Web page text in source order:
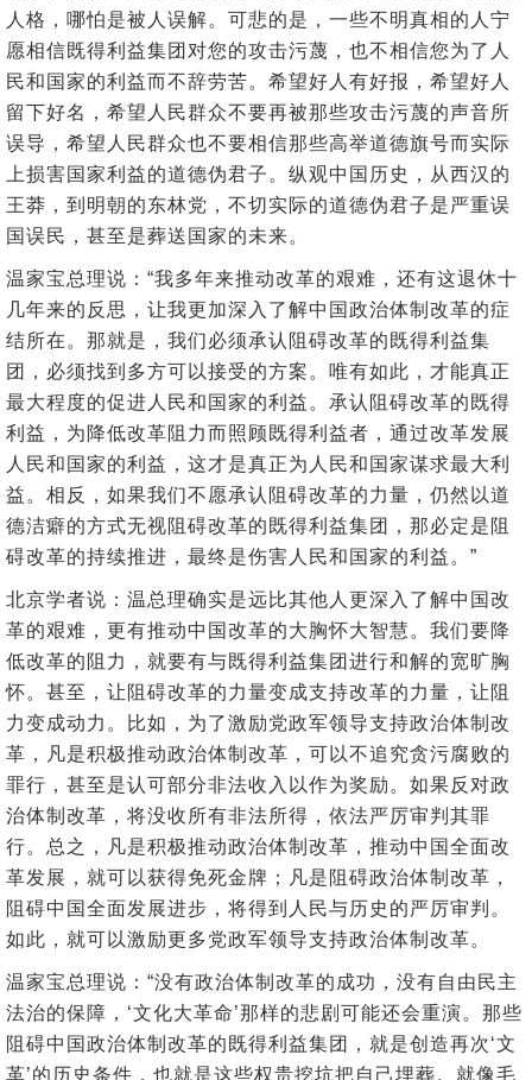
人格，哪怕是被人误解。可悲的是，一些不明真相的人宁
愿相信既得利益集团对您的攻击污蔑，也不相信您为了人
民和国家的利益而不辞劳苦。希望好人有好报，希望好人
留下好名，希望人民群众不要再被那些攻击污蔑的声音所
误导，希望人民群众也不要相信那些高举道德旗号而实际
上损害国家利益的道德伪君子。纵观中国历史，从西汉的
王莽，到明朝的东林党，不切实际的道德伪君子是严重误
国误民，甚至是葬送国家的未来。
温家宝总理说：“我多年来推动改革的艰难，还有这退休十
几年来的反思，让我更加深入了解中国政治体制改革的症
结所在。那就是，我们必须承认阻碍改革的既得利益集
团，必须找到多方可以接受的方案。唯有如此，才能真正
最大程度的促进人民和国家的利益。承认阻碍改革的既得
利益，为降低改革阻力而照顾既得利益者，通过改革发展
人民和国家的利益，这才是真正为人民和国家谋求最大利
益。相反，如果我们不愿承认阻碍改革的力量，仍然以道
德洁癖的方式无视阻碍改革的既得利益集团，那必定是阻
碍改革的持续推进，最终是伤害人民和国家的利益。”
北京学者说：温总理确实是远比其他人更深入了解中国改
革的艰难，更有推动中国改革的大胸怀大智慧。我们要降
低改革的阻力，就要有与既得利益集团进行和解的宽旷胸
怀。甚至，让阻碍改革的力量变成支持改革的力量，让阻
力变成动力。比如，为了激励党政军领导支持政治体制改
革，凡是积极推动政治体制改革，可以不追究贪污腐败的
罪行，甚至是认可部分非法收入以作为奖励。如果反对政
治体制改革，将没收所有非法所得，依法严厉审判其罪
行。总之，凡是积极推动政治体制改革，推动中国全面改
革发展，就可以获得免死金牌；凡是阻碍政治体制改革，
阻碍中国全面发展进步，将得到人民与历史的严厉审判。
如此，就可以激励更多党政军领导支持政治体制改革。
温家宝总理说：“没有政治体制改革的成功，没有自由民主
法治的保障，‘文化大革命’那样的悲剧可能还会重演。那些
阻碍中国政治体制改革的既得利益集团，就是创造再次‘文
革’的历史条件，也就是这些权贵挖坑把自己埋葬。就像毛